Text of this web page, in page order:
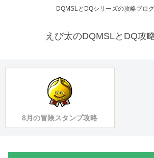
DQMSLとDQシリーズの攻略ブログ
えび太のDQMSLとDQ攻
8月の冒険スタンプ攻略